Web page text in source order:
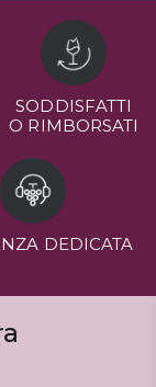
SODDISFATTI
O RIMBORSATI
DEDICATA